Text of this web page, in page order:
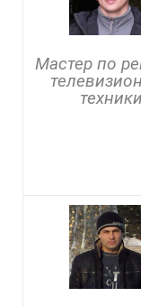
Мастер по
техники